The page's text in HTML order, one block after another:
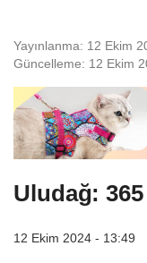
Yayınlanma: 12 Ekim
Güncelleme: 12 Ekim
Uludağ:
12 Ekim 2024 - 13:49